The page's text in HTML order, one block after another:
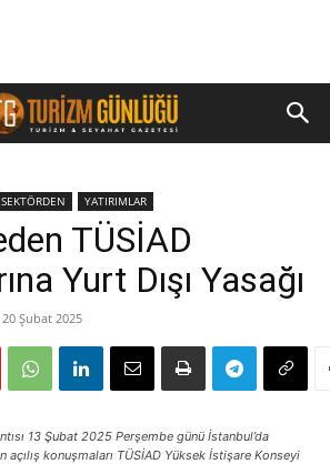
SEKTÖRDEN YATIRIMLAR
TÜSİAD
Yurt Dışı Yasağı
20 Şubat 2025
13 Şubat 2025 Perşembe günü İstanbul’da
açılış konuşmaları TÜSİAD Yüksek İstişare Konseyi